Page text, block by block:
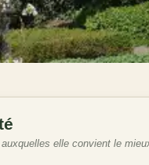
elle convient le